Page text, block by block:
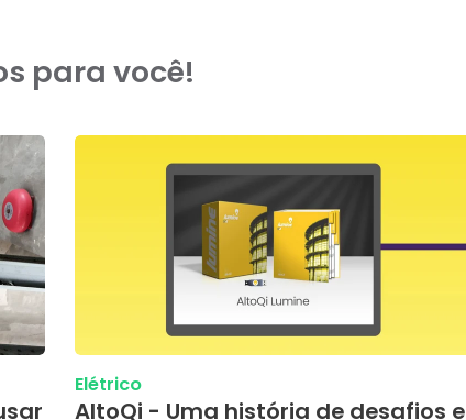
para você!
Elétrico
AltoQi - Uma história de desafios e